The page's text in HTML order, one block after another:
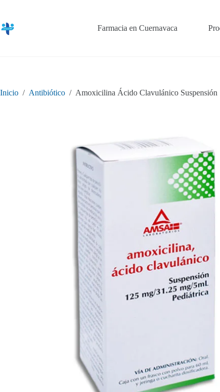
contenido
Farmacia en Cuernavaca
Inicio / Antibiótico / Amoxicilina Ácido Clavulánico